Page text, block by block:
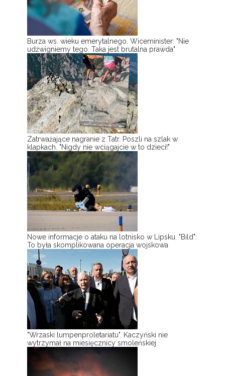
Burza ws. wieku emerytalnego. Wiceminister: "Nie
udźwigniemy tego. Taka jest brutalna prawda"
Zatrważające nagranie z Tatr. Poszli na szlak w
klapkach. "Nigdy nie wciągajcie w to dzieci!"
Nowe informacje o ataku na lotnisko w Lipsku. "Bild":
To była skomplikowana operacja wojskowa
"Wrzaski lumpenproletariatu". Kaczyński nie
wytrzymał na miesięcznicy smoleńskiej